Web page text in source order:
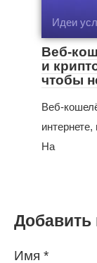
Идеи
Веб-
и
чтобы
Веб-
На
Добавить
Имя *